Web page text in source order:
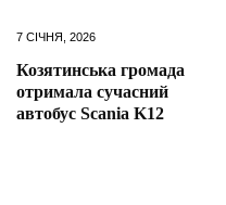
7 СІЧНЯ, 2026
Козятинська громада
отримала сучасний
автобус Scania K12